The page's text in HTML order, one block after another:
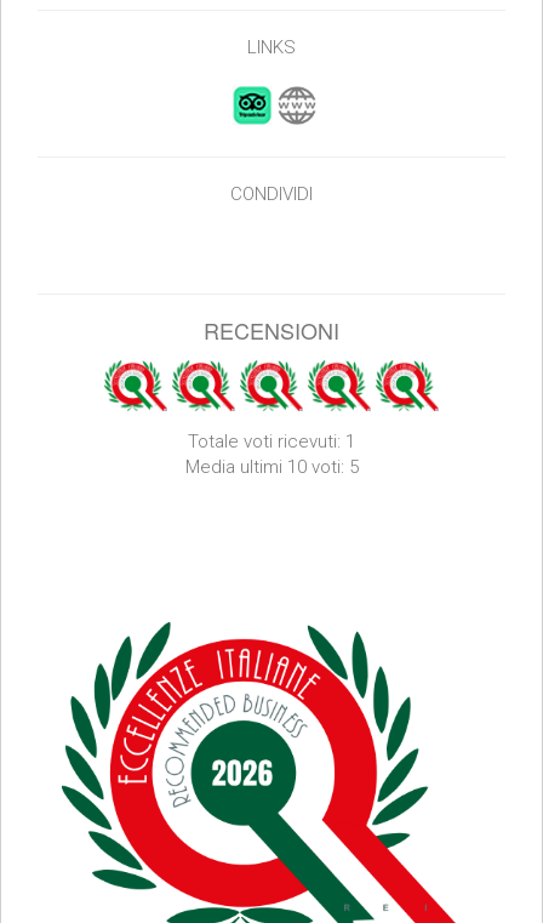
LINKS
CONDIVIDI
RECENSIONI
Totale voti ricevuti: 1
Media ultimi 10 voti: 5